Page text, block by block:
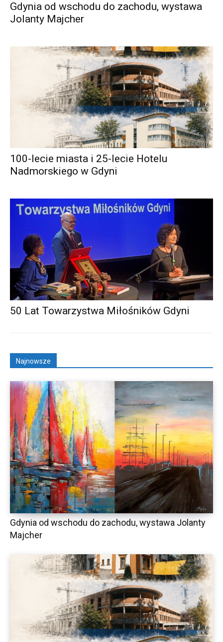
Gdynia od wschodu do zachodu, wystawa
Jolanty Majcher
100-lecie miasta i 25-lecie Hotelu
Nadmorskiego w Gdyni
50 Lat Towarzystwa Miłośników Gdyni
Najnowsze
Gdynia od wschodu do zachodu, wystawa Jolanty
Majcher